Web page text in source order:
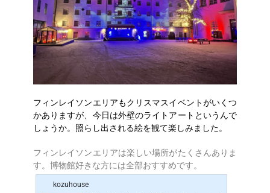
フィンレイソンエリアもクリスマスイベントがいくつ
かありますが、今日は外壁のライトアートというんで
しょうか。照らし出される絵を観て楽しみました。
フィンレイソンエリアは楽しい場所がたくさんありま
す。博物館好きな方には全部おすすめです。
kozuhouse